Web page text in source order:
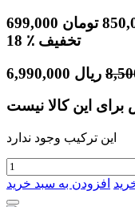
699,000 تومان
18
٪ تخفیف
6,990,000 ریال
این کالا نیست
این ترکیب وجود ندارد
افزودن به سبد خرید